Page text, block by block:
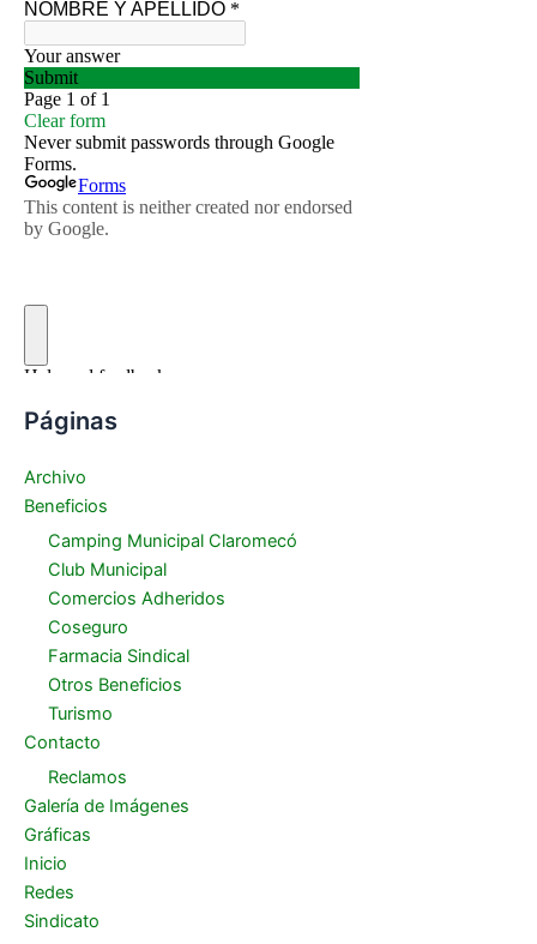
Páginas
Archivo
Beneficios
Camping Municipal Claromecó
Club Municipal
Comercios Adheridos
Coseguro
Farmacia Sindical
Otros Beneficios
Turismo
Contacto
Reclamos
Galería de Imágenes
Gráficas
Inicio
Redes
Sindicato